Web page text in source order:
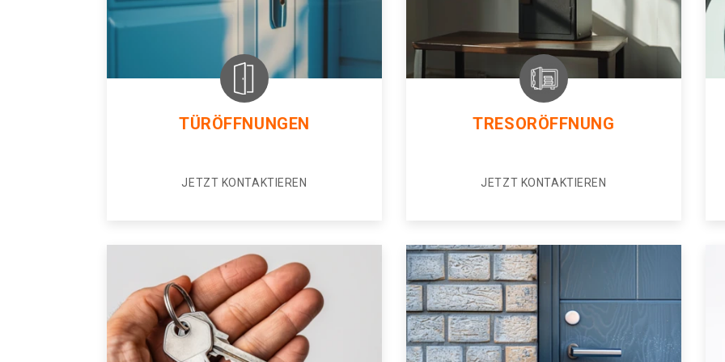
TÜRÖFFNUNGEN
JETZT KONTAKTIEREN
TRESORÖFFNUNG
JETZT KONTAKTIEREN